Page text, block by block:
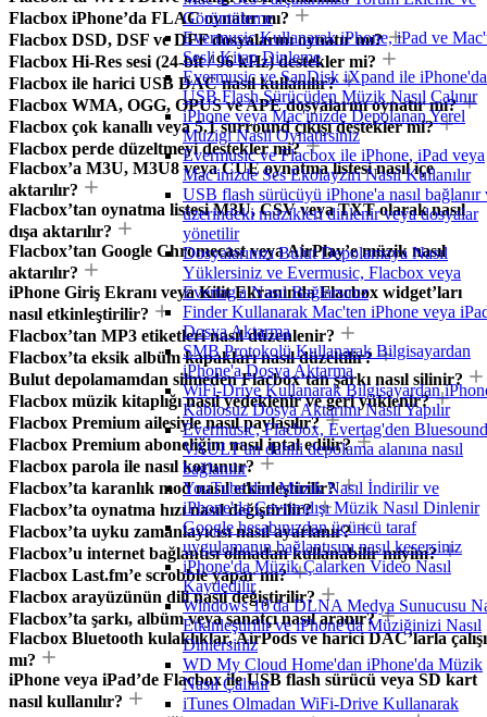
Görüntüleme
Evermusic Kullanarak iPhone, iPad ve
Sesli Kitap Dinleme
Evermusic ve SanDisk iXpand ile iPhone'da
USB Flash Sürücüden Müzik Nasıl Çalınır
iPhone veya Mac'inizde Depolanan Yerel
Muzigi Nasil Oynatirsiniz
Evermusic ve Flacbox ile iPhone, iPad veya
Mac'inizde Ses Ekolayzırı Nasıl Kullanılır
USB flash sürücüyü iPhone'a nasıl bağlanır
üzerindeki müzikleri dinlenir veya dosyalar
yönetilir
Dosyalarınızı Bulut Depolamaya Nasıl
Yüklersiniz ve Evermusic, Flacbox veya
Evertag'a Nasıl Bağlarsınız
Finder Kullanarak Mac'ten iPhone veya
Dosya Aktarma
SMB Protokolü Kullanarak Bilgisayardan
iPhone'a Dosya Aktarma
WiFi-Drive Kullanarak Bilgisayardan
Kablosuz Dosya Aktarımı Nasıl Yapılır
Evermusic, Flacbox, Evertag'den Bluesound
VAULT'un dahili depolama alanına nasıl
bağlanılır
YouTube'dan Müzik Nasıl İndirilir ve
iPhone'da Çevrimdışı Müzik Nasıl Dinlenir
Google hesabınızdan üçüncü taraf
uygulamanın bağlantısını nasıl kesersiniz
iPhone'da Müzik Çalarken Video Nasıl
Kaydedilir
Windows 10'da DLNA Medya Sunucusu
Etkinleştirilir ve iPhone'da Müziğinizi Nasıl
Dinlersiniz
WD My Cloud Home'dan iPhone'da Müzik
Nasıl Çalınır
iTunes Olmadan WiFi-Drive Kullanarak
Flacbox iPhone’da FLAC oynatır mı?
Flacbox DSD, DSF ve DFF dosyalarını oynatır mı?
Flacbox Hi-Res sesi (24-bit / 96 kHz) destekler mi?
Flacbox ile harici USB DAC nasıl kullanılır?
Flacbox WMA, OGG, OPUS ve APE dosyalarını oynatır mı?
Flacbox çok kanallı veya 5.1 surround çıkışı destekler mi?
Flacbox perde düzeltmeyi destekler mi?
Flacbox’a M3U, M3U8 veya CUE oynatma listesi nasıl içe
aktarılır?
Flacbox’tan oynatma listesi M3U, CSV veya TXT olarak nasıl
dışa aktarılır?
Flacbox’tan Google Chromecast veya AirPlay’e müzik nasıl
aktarılır?
iPhone Giriş Ekranı veya Kilit Ekranında Flacbox widget’ları
nasıl etkinleştirilir?
Flacbox’tan MP3 etiketleri nasıl düzenlenir?
Flacbox’ta eksik albüm kapakları nasıl düzeltilir?
Bulut depolamamdan silmeden Flacbox’tan şarkı nasıl silinir?
Flacbox müzik kitaplığı nasıl yedeklenir ve geri yüklenir?
Flacbox Premium ailesiyle nasıl paylaşılır?
Flacbox Premium aboneliğim nasıl iptal edilir?
Flacbox parola ile nasıl korunur?
Flacbox’ta karanlık mod nasıl etkinleştirilir?
Flacbox’ta oynatma hızı nasıl değiştirilir?
Flacbox’ta uyku zamanlayıcısı nasıl ayarlanır?
Flacbox’u internet bağlantısı olmadan kullanabilir miyim?
Flacbox Last.fm’e scrobble yapar mı?
Flacbox arayüzünün dili nasıl değiştirilir?
Flacbox’ta şarkı, albüm veya sanatçı nasıl aranır?
Flacbox Bluetooth kulaklıklar, AirPods ve harici DAC’larla
mı?
iPhone veya iPad’de Flacbox ile USB flash sürücü veya SD kart
nasıl kullanılır?